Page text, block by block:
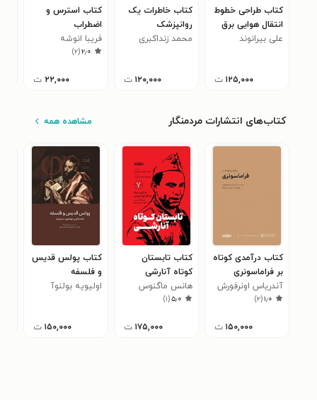
کتاب طراحی خطوط
انتقال هوایی برق
(جلد اول)
علی بیرانوند
۱۲۵,۰۰۰ ت
کتاب خاطرات یک
روانپزشک
محمد زنداکبری
۱۲۰,۰۰۰ ت
کتاب استرس و
اضطراب
فریبا انوشه
۲٫۰(۲)
۲۲,۰۰۰ ت
کتاب‌های انتشارات مردمنگار مشاهده همه
کتاب درآمدی کوتاه
بر فراماسونری
آندریاس اونرفورش
۱٫۰(۲)
۱۵۰,۰۰۰ ت
کتاب تابستان
کوتاه آنارشی
هانس ماگنوس
انتسنزبرگر
۵٫۰(۱)
۱۷۵,۰۰۰ ت
کتاب پولس قدیس
و فلسفه
اولیویه بولنوآ
۱۵۰,۰۰۰ ت